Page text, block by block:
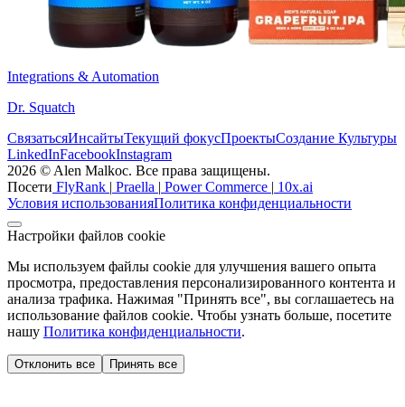
Integrations & Automation
Dr. Squatch
СвязатьсяИнсайтыТекущий фокусПроектыСоздание Культуры
LinkedInFacebookInstagram
2026 © Alen Malkoc. Все права защищены.
Посети FlyRank | Praella | Power Commerce | 10x.ai
Условия использованияПолитика конфиденциальности
Настройки файлов cookie
Мы используем файлы cookie для улучшения вашего опыта
просмотра, предоставления персонализированного контента и
анализа трафика. Нажимая "Принять все", вы соглашаетесь на
использование файлов cookie. Чтобы узнать больше, посетите
нашу Политика конфиденциальности.
Отклонить все Принять все